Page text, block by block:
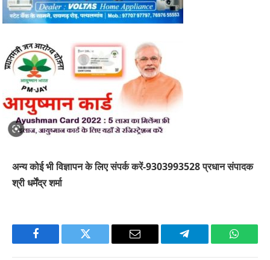
अन्य कोई भी विज्ञापन के लिए संपर्क करें-9303993528 प्रधान संपादक
श्री धर्मेंद्र शर्मा
Facebook Twitter Email Telegram